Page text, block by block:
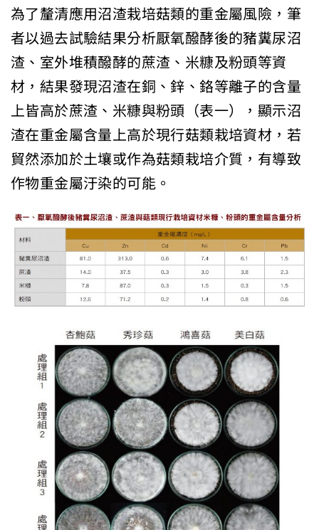
為了釐清應用沼渣栽培菇類的重金屬風險，筆
者以過去試驗結果分析厭氧醱酵後的豬糞尿沼
渣、室外堆積醱酵的蔗渣、米糠及粉頭等資
材，結果發現沼渣在銅、鋅、鉻等離子的含量
上皆高於蔗渣、米糠與粉頭（表一），顯示沼
渣在重金屬含量上高於現行菇類栽培資材，若
貿然添加於土壤或作為菇類栽培介質，有導致
作物重金屬汙染的可能。